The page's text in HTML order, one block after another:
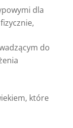
dla
do
które